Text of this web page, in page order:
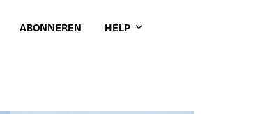
ABONNEREN HELP